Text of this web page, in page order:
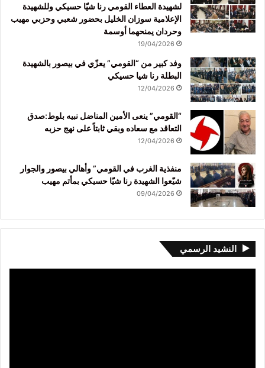
لشهيدة العطاء القومي رنا شيّا حسيكي وللشهيدة
الإعلامية سوزان الخليل بحضور شعبي وحزبي مهيب
وحردان يمنحهما أوسمة
19/04/2026
وفد كبير من “القومي” يعزّي في بيصور بالشهيدة
البطلة رنا شيا حسيكي
12/04/2026
“القومي” ينعى الأمين المناضل نبيه بلوط:صدق
التعاقد مع سعاده وبقي ثابتاً على نهج حزبه
12/04/2026
منفذية الغرب في القومي” وأهالي بيصور والجوار
شيّعوا الشهيدة رنا شيّا حسيكي بمأتم مهيب
09/04/2026
النشيد الرسمي